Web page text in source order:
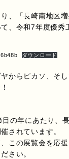
、「長崎南地区
、令和7年度優秀
ダウンロード
ヤからピカソ、そ
の年にあたり、
されています。
この展覧会を応援
さい。